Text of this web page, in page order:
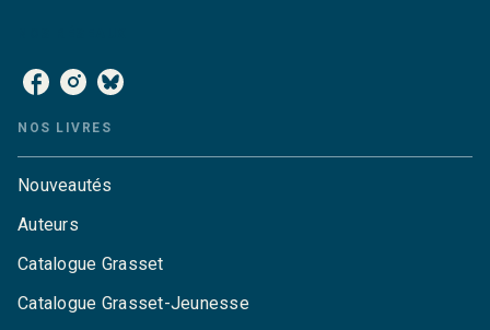
NOS LIVRES
Nouveautés
Auteurs
Catalogue Grasset
Catalogue Grasset-Jeunesse